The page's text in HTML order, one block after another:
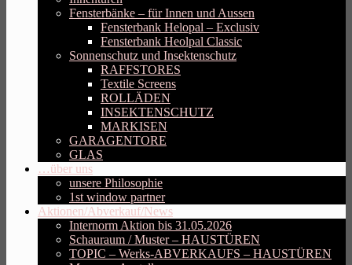
Fensterbänke – für Innen und Aussen
Fensterbank Helopal – Exclusiv
Fensterbank Heolpal Classic
Sonnenschutz und Insektenschutz
RAFFSTORES
Textile Screens
ROLLÄDEN
INSEKTENSCHUTZ
MARKISEN
GARAGENTORE
GLAS
…über uns
unsere Philosophie
1st window partner
Aktionen/Abverkauf/News
Internorm Aktion bis 31.05.2026
Schauraum / Muster – HAUSTÜREN
TOPIC – Werks-ABVERKAUFS – HAUSTÜREN